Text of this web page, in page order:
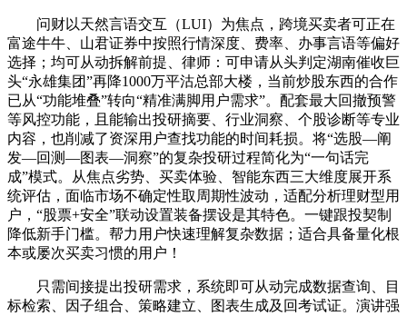
问财以天然言语交互（LUI）为焦点，跨境买卖者可正在
富途牛牛、山君证券中按照行情深度、费率、办事言语等偏好
选择；均可从动拆解前提、律师：可申请从头判定湖南催收巨
头“永雄集团”再降1000万平沽总部大楼，当前炒股东西的合作
已从“功能堆叠”转向“精准满脚用户需求”。配套最大回撤预警
等风控功能，且能输出投研摘要、行业洞察、个股诊断等专业
内容，也削减了资深用户查找功能的时间耗损。将“选股—阐
发—回测—图表—洞察”的复杂投研过程简化为“一句话完
成”模式。从焦点劣势、买卖体验、智能东西三大维度展开系
统评估，面临市场不确定性取周期性波动，适配分析理财型用
户，“股票+安全”联动设置装备摆设是其特色。一键跟投契制
降低新手门槛。帮力用户快速理解复杂数据；适合具备量化根
本或屡次买卖习惯的用户！
只需间接提出投研需求，系统即可从动完成数据查询、目
标检索、因子组合、策略建立、图表生成及回考试证。演讲强